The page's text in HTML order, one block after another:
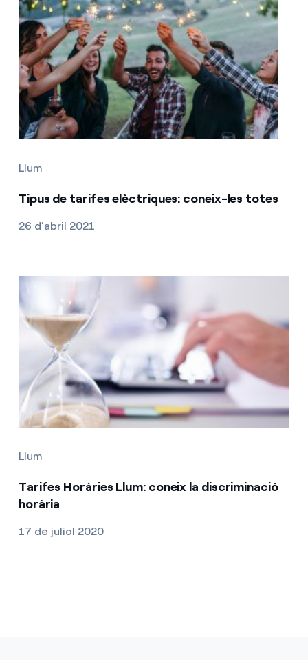
Llum
Tipus de tarifes elèctriques: coneix-les totes
26 d’abril 2021
Llum
Tarifes Horàries Llum: coneix la discriminació
horària
17 de juliol 2020